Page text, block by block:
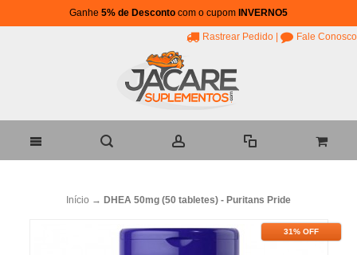
Ganhe 5% de Desconto com o cupom INVERNO5
Rastrear Pedido Fale Conosco
Início → DHEA 50mg (50 tabletes) - Puritans Pride
31% OFF